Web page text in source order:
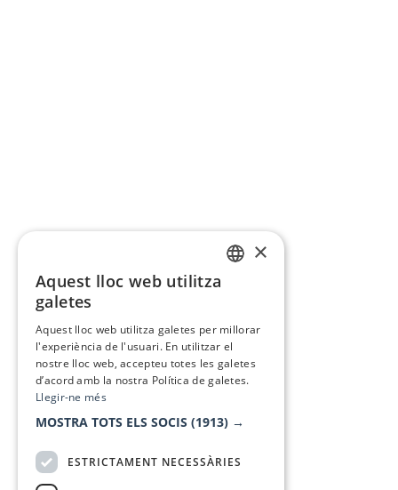
×
Aquest lloc web utilitza
galetes
Aquest lloc web utilitza galetes per millorar
l'experiència de l'usuari. En utilitzar el
nostre lloc web, accepteu totes les galetes
d’acord amb la nostra Política de galetes.
Llegir-ne més
MOSTRA TOTS ELS SOCIS (1913) →
ESTRICTAMENT NECESSÀRIES